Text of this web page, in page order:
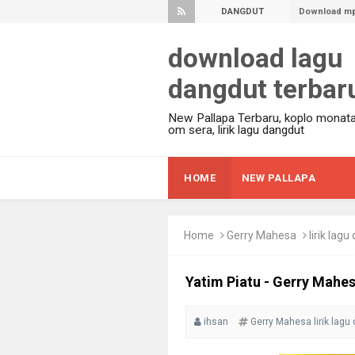
DANGDUT
Download
JADWAL
Kompilasi
Lirik Lagu
100 Lagu
Surat Cinta
Lirik Tangis
Pengantin
download lagu
dangdut
New Pallapa Terbaru, koplo
om sera, lirik lagu dangdut
HOME NEW PALLAPA
Home Gerry Mahesa lirik lagu
Yatim Piatu - Gerry
ihsan Gerry Mahesa lirik lagu